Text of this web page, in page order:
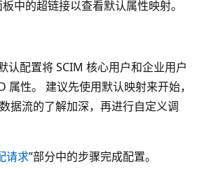
中的超链接以查看默认属性映射。
认配置将 SCIM 核心用户和企业用户
属性。 建议先使用默认映射来开始，
据流的了解加深，再进行自定义调
请求”部分中的步骤完成配置。